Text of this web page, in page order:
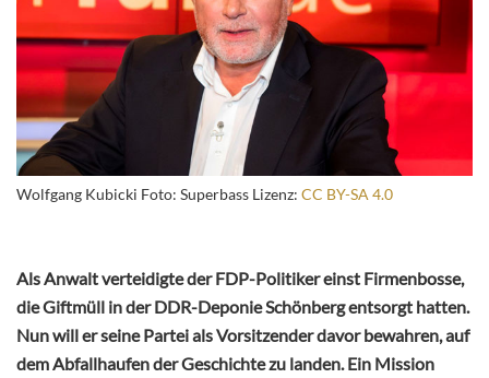
Wolfgang Kubicki Foto: Superbass Lizenz: CC BY-SA 4.0
Als Anwalt verteidigte der FDP-Politiker einst Firmenbosse,
die Giftmüll in der DDR-Deponie Schönberg entsorgt hatten.
Nun will er seine Partei als Vorsitzender davor bewahren, auf
dem Abfallhaufen der Geschichte zu landen. Ein Mission